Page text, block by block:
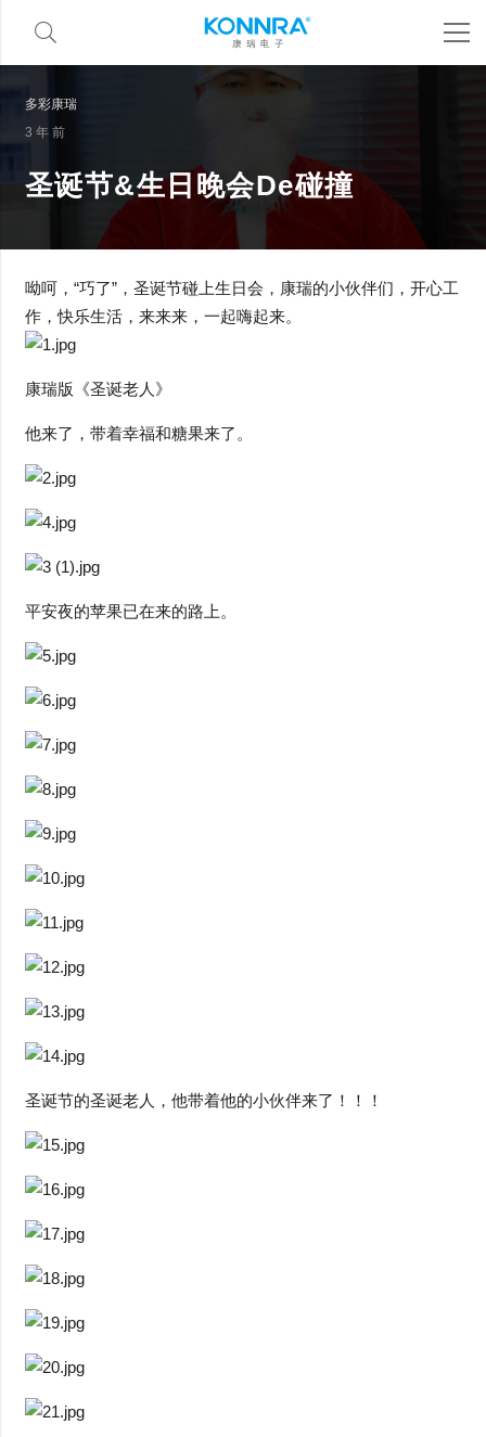
多彩康瑞
3 年 前
圣诞节&生日晚会De碰撞
呦呵，“巧了”，圣诞节碰上生日会，康瑞的小伙伴们，开心工
作，快乐生活，来来来，一起嗨起来。
康瑞版《圣诞老人》
他来了，带着幸福和糖果来了。
平安夜的苹果已在来的路上。
圣诞节的圣诞老人，他带着他的小伙伴来了！！！